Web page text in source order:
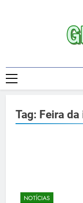
Tag: Feira
NOTÍCIAS